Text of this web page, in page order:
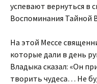
успевают вернуться в
Воспоминания Тайной
На этой Мессе
которые дали в день
Владыка сказал: «Он
творить чудеса… Не